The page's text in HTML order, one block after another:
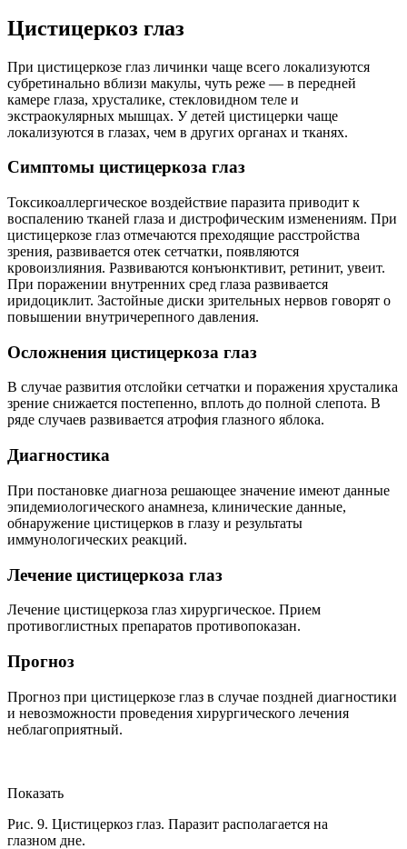
Цистицеркоз глаз
При цистицеркозе глаз личинки чаще всего локализуются
субретинально вблизи макулы, чуть реже — в передней
камере глаза, хрусталике, стекловидном теле и
экстраокулярных мышцах. У детей цистицерки чаще
локализуются в глазах, чем в других органах и тканях.
Симптомы цистицеркоза глаз
Токсикоаллергическое воздействие паразита приводит к
воспалению тканей глаза и дистрофическим изменениям. При
цистицеркозе глаз отмечаются преходящие расстройства
зрения, развивается отек сетчатки, появляются
кровоизлияния. Развиваются конъюнктивит, ретинит, увеит.
При поражении внутренних сред глаза развивается
иридоциклит. Застойные диски зрительных нервов говорят о
повышении внутричерепного давления.
Осложнения цистицеркоза глаз
В случае развития отслойки сетчатки и поражения хрусталика
зрение снижается постепенно, вплоть до полной слепота. В
ряде случаев развивается атрофия глазного яблока.
Диагностика
При постановке диагноза решающее значение имеют данные
эпидемиологического анамнеза, клинические данные,
обнаружение цистицерков в глазу и результаты
иммунологических реакций.
Лечение цистицеркоза глаз
Лечение цистицеркоза глаз хирургическое. Прием
противоглистных препаратов противопоказан.
Прогноз
Прогноз при цистицеркозе глаз в случае поздней диагностики
и невозможности проведения хирургического лечения
неблагоприятный.
Показать
Рис. 9. Цистицеркоз глаз. Паразит располагается на
глазном дне.